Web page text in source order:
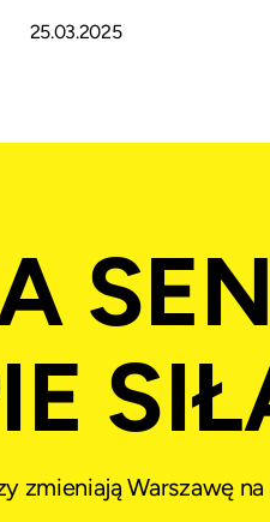
25.03.2025
zmieniają Warszawę na